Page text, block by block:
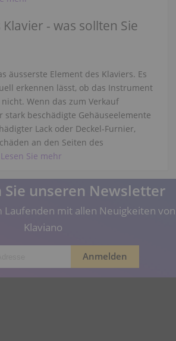
- was sollten Sie
äusserste Element des Klaviers. Es
erkennen lässt, ob das Instrument
Wenn das zum Verkauf
stark beschädigte Gehäuseelemente
Lack oder Deckel-Furnier,
an den Seiten des
Lesen Sie mehr
unseren Newsletter
Laufenden mit allen Neuigkeiten von
Klaviano